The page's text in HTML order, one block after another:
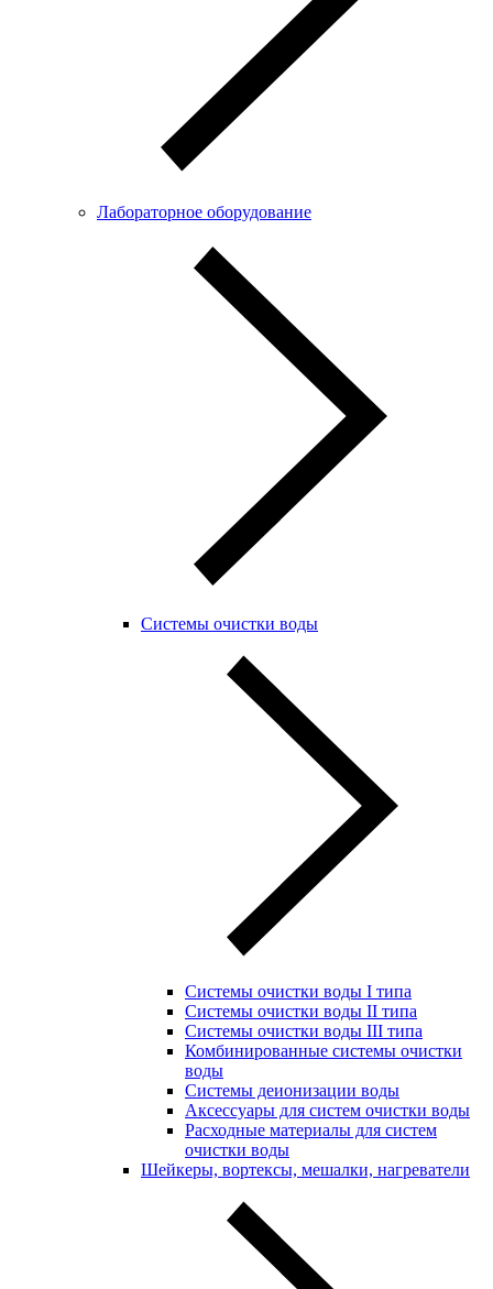
Лабораторное оборудование
Системы очистки воды
Системы очистки воды I типа
Системы очистки воды II типа
Системы очистки воды III типа
Комбинированные системы очистки
воды
Системы деионизации воды
Аксессуары для систем очистки воды
Расходные материалы для систем
очистки воды
Шейкеры, вортексы, мешалки, нагреватели